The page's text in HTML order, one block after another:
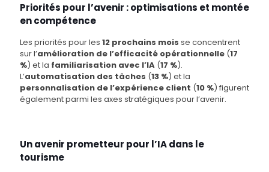
Priorités pour l’avenir : optimisations et montée
en compétence
Les priorités pour les 12 prochains mois se concentrent
sur l’amélioration de l’efficacité opérationnelle (17
%) et la familiarisation avec l’IA (17 %).
L’automatisation des tâches (13 %) et la
personnalisation de l’expérience client (10 %) figurent
également parmi les axes stratégiques pour l’avenir.
Un avenir prometteur pour l’IA dans le
tourisme